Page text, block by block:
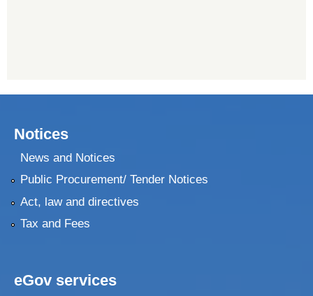
Notices
News and Notices
Public Procurement/ Tender Notices
Act, law and directives
Tax and Fees
eGov services